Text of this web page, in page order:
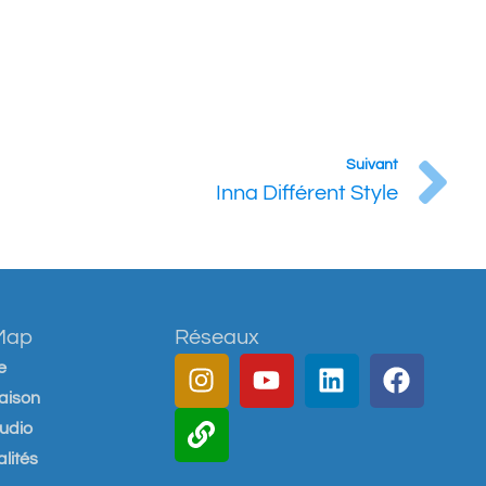
Suivant
Inna Différent Style
Réseaux